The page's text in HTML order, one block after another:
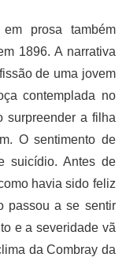
prosa também
1896. A narrativa
de uma jovem
contemplada no
surpreender a filha
O sentimento de
suicídio. Antes de
havia sido feliz
passou a se sentir
e a severidade vã
da Combray da